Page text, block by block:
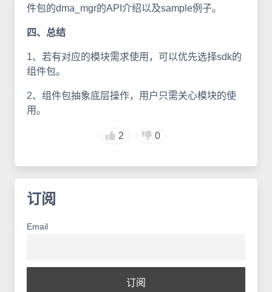
件包的dma_mgr的API介绍以及sample例子。
四、总结
1、若有对应的模块需求使用，可以优先选择sdk的
组件包。
2、组件包抽象底层操作，用户只需关心模块的使
用。
2 0
订阅
Email